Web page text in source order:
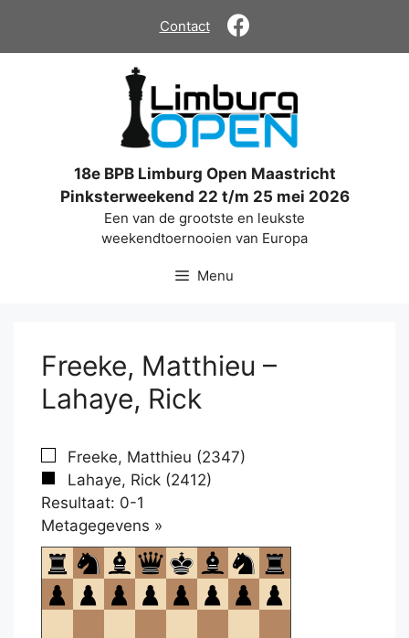
de
Contact
18e BPB Limburg Open Maastricht
Pinksterweekend 22 t/m 25 mei 2026
Een van de grootste en leukste
weekendtoernooien van Europa
Menu
Freeke, Matthieu –
Lahaye, Rick
Freeke, Matthieu (2347)
Lahaye, Rick (2412)
Resultaat: 0-1
Metagegevens »
om
te
openen.